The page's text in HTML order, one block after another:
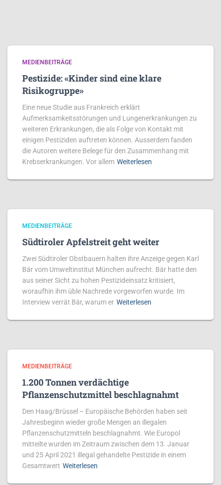
MEDIENBEITRÄGE
Pestizide: «Kinder sind eine klare
Risikogruppe»
Eine neue Studie aus Frankreich erklärt
Aufmerksamkeitsstörungen und Lungenerkrankungen zu
weiteren Erkrankungen, die als Folge von Kontakt mit
einigen Pestiziden auftreten können. Ausserdem fanden
die Autoren weitere Belege für den Zusammenhang mit
Krebserkrankungen. Vor allem Weiterlesen
MEDIENBEITRÄGE
Südtiroler Apfelstreit geht weiter
Zwei Südtiroler Obstbauern halten ihre Anzeige gegen Karl
Bär vom Umweltinstitut München aufrecht. Bär hatte den
aus seiner Sicht zu hohen Pestizideinsatz kritisiert,
woraufhin ihm üble Nachrede vorgeworfen wurde. Im
Interview verrät Bär, warum er Weiterlesen
MEDIENBEITRÄGE
1.200 Tonnen verdächtige
Pflanzenschutzmittel beschlagnahmt
Den Haag/Brüssel – Europäische Behörden haben seit
Jahresbeginn wieder große Mengen an illegalen
Pflanzenschutzmitteln beschlagnahmt. Wie Europol
mitteilte wurden im Zeitraum zwischen dem 13. Januar
und 25 April 2021 illegal gehandelte Pestizide in einem
Gesamtwert Weiterlesen